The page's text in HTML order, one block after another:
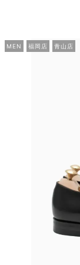
MEN 福岡店 青山店